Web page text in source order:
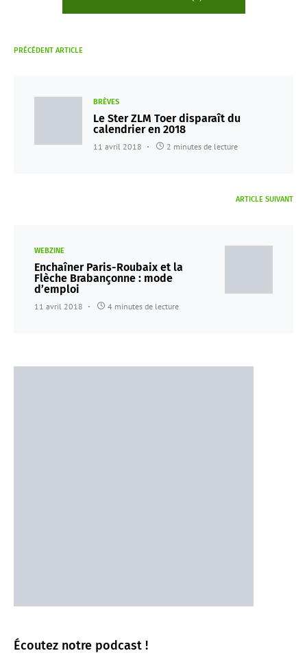
PRÉCÉDENT ARTICLE
BRÈVES
Le Ster ZLM Toer disparaît du
calendrier en 2018
11 avril 2018 2 minutes de lecture
ARTICLE SUIVANT
WEBZINE
Enchaîner Paris-Roubaix et la
Flèche Brabançonne : mode
d’emploi
11 avril 2018 4 minutes de lecture
Écoutez notre podcast !